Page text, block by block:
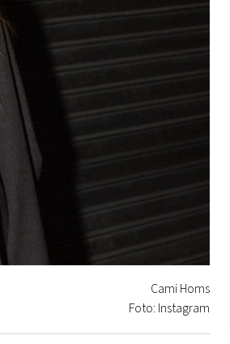
Cami Homs
Foto: Instagram